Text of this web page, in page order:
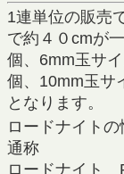
1連単位の販売
で約４０cmが
個、6mm玉サ
個、10mm玉サ
となります。
ロードナイトの
通称
ロードナイト